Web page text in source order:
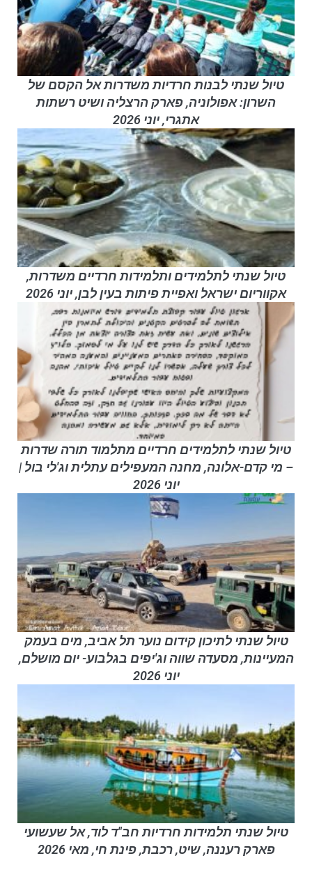
טיול שנתי לבנות חרדיות משדרות אל הקסם של
השרון: אפולוניה, פארק הרצליה ושיט רשתות
אתגרי, יוני 2026
טיול שנתי לתלמידים ותלמידות חרדיים משדרות,
אקווריום ישראל ואפיית פיתות בעין לבן, יוני 2026
טיול שנתי לתלמידים חרדיים מתלמוד תורה שדרות
– מי קדם-אלונה, מחנה המעפילים עתלית וג'לי בול |
יוני 2026
טיול שנתי לתיכון קידום נוער תל אביב, מים בעמק
המעיינות, מסעדה שווה וג'יפים בגלבוע- יום מושלם,
יוני 2026
טיול שנתי תלמידות חרדיות חב"ד לוד, אל שעשועי
פארק רעננה, שיט, רכבת, פינת חי, מאי 2026